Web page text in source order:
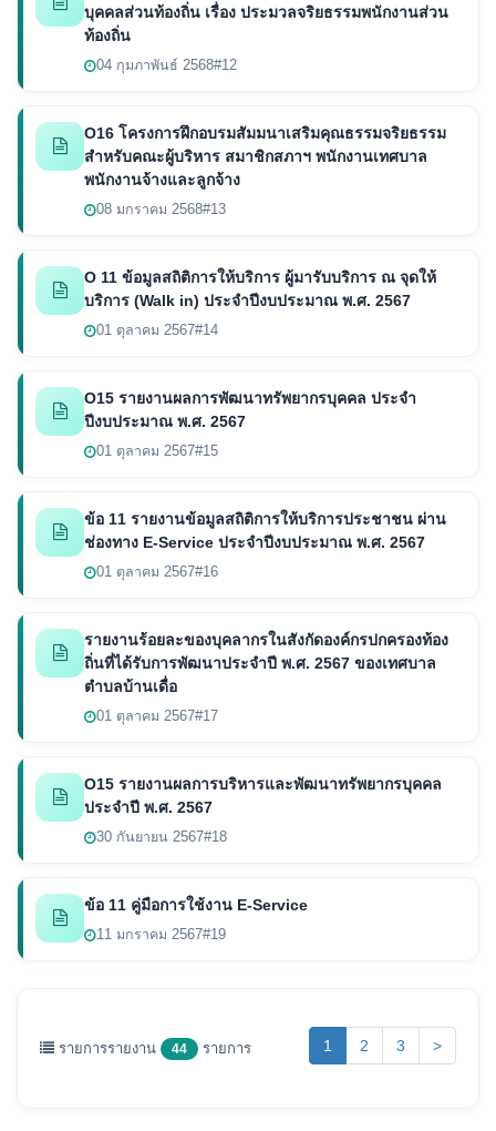
บุคคลส่วนท้องถิ่น เรื่อง ประมวลจริยธรรมพนักงานส่วน
ท้องถิ่น
04 กุมภาพันธ์ 2568#12
O16 โครงการฝึกอบรมสัมมนาเสริมคุณธรรมจริยธรรม
สำหรับคณะผู้บริหาร สมาชิกสภาฯ พนักงานเทศบาล
พนักงานจ้างและลูกจ้าง
08 มกราคม 2568#13
O 11 ข้อมูลสถิติการให้บริการ ผู้มารับบริการ ณ จุดให้
บริการ (Walk in) ประจำปีงบประมาณ พ.ศ. 2567
01 ตุลาคม 2567#14
O15 รายงานผลการพัฒนาทรัพยากรบุคคล ประจำ
ปีงบประมาณ พ.ศ. 2567
01 ตุลาคม 2567#15
ข้อ 11 รายงานข้อมูลสถิติการให้บริการประชาชน ผ่าน
ช่องทาง E-Service ประจำปีงบประมาณ พ.ศ. 2567
01 ตุลาคม 2567#16
รายงานร้อยละของบุคลากรในสังกัดองค์กรปกครองท้อง
ถิ่นที่ได้รับการพัฒนาประจำปี พ.ศ. 2567 ของเทศบาล
ตำบลบ้านเดื่อ
01 ตุลาคม 2567#17
O15 รายงานผลการบริหารและพัฒนาทรัพยากรบุคคล
ประจำปี พ.ศ. 2567
30 กันยายน 2567#18
ข้อ 11 คู่มือการใช้งาน E-Service
11 มกราคม 2567#19
รายการรายงาน 44 รายการ 1 (current)
2 3 >